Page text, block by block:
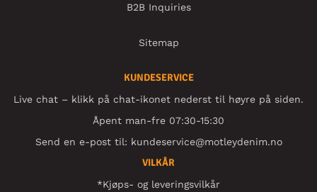
B2B Inquiries
Sitemap
KUNDESERVICE
Live chat – klikk på chat-ikonet nederst til høyre på siden.
Åpent man-fre 07:30-15:30
Send en e-post til: kundeservice@motleydenim.no
VILKÅR
*Kjøps- og leveringsvilkår